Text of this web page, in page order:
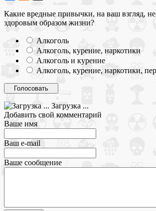
Какие вредные привычки, на ваш взгляд, не
здоровым образом жизни?
Алкоголь
Алкоголь, курение, наркотики
Алкоголь и курение
Алкоголь, курение, наркотики,
Загрузка ...
Добавить свой комментарий
Ваше имя
Ваш e-mail
Ваше сообщение